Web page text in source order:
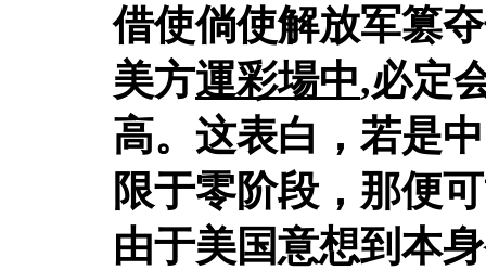
借使倘使解放军篡
美方運彩場中,必定
高。这表白，若是
限于零阶段，那便
由于美国意想到本